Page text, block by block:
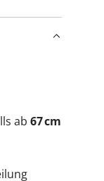
ab 67 cm